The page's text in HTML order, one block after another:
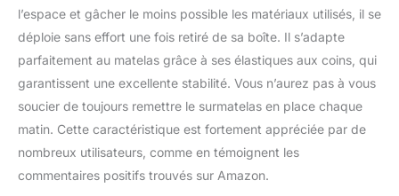
l’espace et gâcher le moins possible les matériaux utilisés, il se
déploie sans effort une fois retiré de sa boîte. Il s’adapte
parfaitement au matelas grâce à ses élastiques aux coins, qui
garantissent une excellente stabilité. Vous n’aurez pas à vous
soucier de toujours remettre le surmatelas en place chaque
matin. Cette caractéristique est fortement appréciée par de
nombreux utilisateurs, comme en témoignent les
commentaires positifs trouvés sur Amazon.